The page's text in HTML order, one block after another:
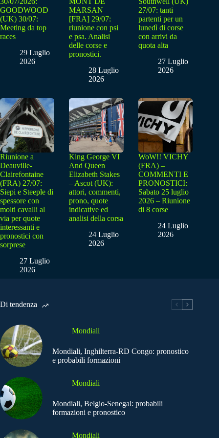
GOODWOOD
(UK) 30/07:
Meeting da top
races
29 Luglio
2026
MARSAN
[FRA] 29/07:
riunione con psi
e psa. Analisi
delle corse e
pronostici.
28 Luglio
2026
27/07: tanti
partenti per un
lunedì di corse
con arrivi da
quota alta
27 Luglio
2026
Riunione a
Deauville-
Clairefontaine
(FRA) 27/07:
Siepi e Steeple di
spessore con
molti cavalli al
via per quote
interessanti e
pronostici con
sorprese
27 Luglio
2026
King George VI
And Queen
Elizabeth Stakes
– Ascot (UK):
attori, commenti,
prono, quote
indicative ed
analisi della corsa
24 Luglio
2026
WoW!! VICHY
(FRA) –
COMMENTI E
PRONOSTICI:
Sabato 25 luglio
2026 – Riunione
di 8 corse
24 Luglio
2026
Di tendenza
Mondiali
Mondiali, Inghilterra-RD Congo: pronostico
e probabili formazioni
Mondiali
Mondiali, Belgio-Senegal: probabili
formazioni e pronostico
Mondiali